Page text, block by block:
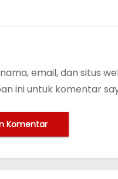
email, dan situs
ini untuk komentar